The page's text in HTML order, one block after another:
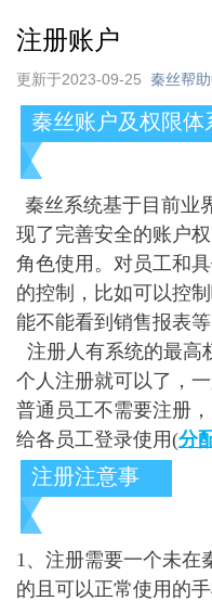
注册账户
更新于2023-09-25 秦丝帮
秦丝账户及权限体
秦丝系统基于目前业
现了完善安全的账户
角色使用。对员工和
的控制，比如可以控
能不能看到销售报表等
注册人有系统的最高
个人注册就可以了，
普通员工不需要注册
给各员工登录使用(分
注册注意事
项
1、注册需要一个未在
的且可以正常使用的手